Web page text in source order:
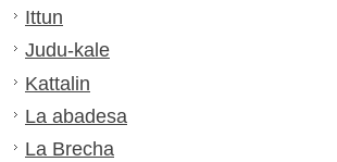
Ittun
Judu-kale
Kattalin
La abadesa
La Brecha